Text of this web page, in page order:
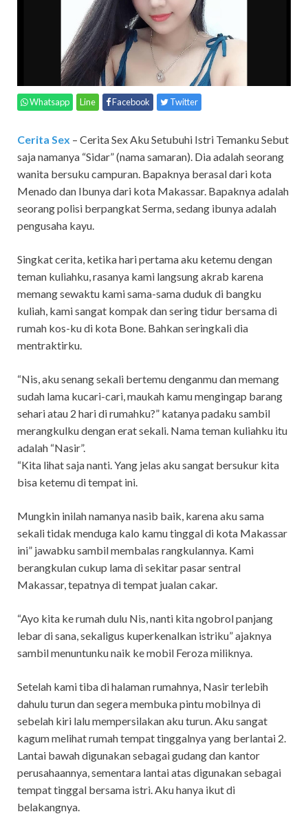
Whatsapp Line Facebook Twitter
Cerita Sex – Cerita Sex Aku Setubuhi Istri Temanku Sebut
saja namanya “Sidar” (nama samaran). Dia adalah seorang
wanita bersuku campuran. Bapaknya berasal dari kota
Menado dan Ibunya dari kota Makassar. Bapaknya adalah
seorang polisi berpangkat Serma, sedang ibunya adalah
pengusaha kayu.
Singkat cerita, ketika hari pertama aku ketemu dengan
teman kuliahku, rasanya kami langsung akrab karena
memang sewaktu kami sama-sama duduk di bangku
kuliah, kami sangat kompak dan sering tidur bersama di
rumah kos-ku di kota Bone. Bahkan seringkali dia
mentraktirku.
“Nis, aku senang sekali bertemu denganmu dan memang
sudah lama kucari-cari, maukah kamu mengingap barang
sehari atau 2 hari di rumahku?” katanya padaku sambil
merangkulku dengan erat sekali. Nama teman kuliahku itu
adalah “Nasir”.
“Kita lihat saja nanti. Yang jelas aku sangat bersukur kita
bisa ketemu di tempat ini.
Mungkin inilah namanya nasib baik, karena aku sama
sekali tidak menduga kalo kamu tinggal di kota Makassar
ini” jawabku sambil membalas rangkulannya. Kami
berangkulan cukup lama di sekitar pasar sentral
Makassar, tepatnya di tempat jualan cakar.
“Ayo kita ke rumah dulu Nis, nanti kita ngobrol panjang
lebar di sana, sekaligus kuperkenalkan istriku” ajaknya
sambil menuntunku naik ke mobil Feroza miliknya.
Setelah kami tiba di halaman rumahnya, Nasir terlebih
dahulu turun dan segera membuka pintu mobilnya di
sebelah kiri lalu mempersilakan aku turun. Aku sangat
kagum melihat rumah tempat tinggalnya yang berlantai 2.
Lantai bawah digunakan sebagai gudang dan kantor
perusahaannya, sementara lantai atas digunakan sebagai
tempat tinggal bersama istri. Aku hanya ikut di
belakangnya.